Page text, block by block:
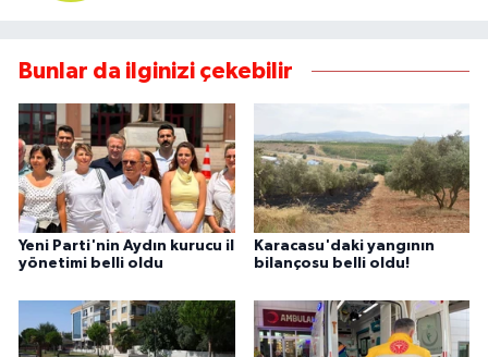
Bunlar da ilginizi çekebilir
Yeni Parti'nin Aydın kurucu il
yönetimi belli oldu
Karacasu'daki yangının
bilançosu belli oldu!